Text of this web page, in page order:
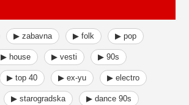
▶ zabavna ▶ folk ▶ pop
▶ house ▶ vesti ▶ 90s
▶ top 40 ▶ ex-yu ▶ electro
▶ starogradska ▶ dance 90s